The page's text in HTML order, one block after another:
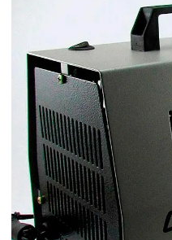
Medidor de ph digital comprar
Medidor de ph digital preço
Medidor de ph industrial
Medidor de ph portátil preço
Medidor de ph preço
Medidor de turbidez
Phmetro de bancada